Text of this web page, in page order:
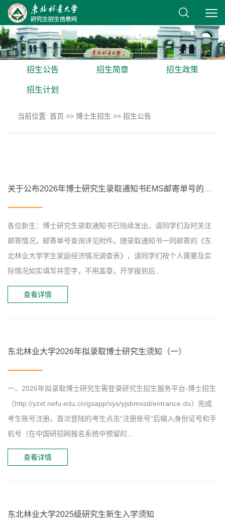
招生公告 招生简章 招生政策
招生计划
当前位置: 首页 >> 博士生招生 >> 招生公告
各位新生：博士研究生录取通知书已陆续发出，请同学们及时关注
邮寄情况，邮寄单号查询详见附件。随录取通知书一同邮寄的《东
北林业大学学生家庭经济情况调查表》，请同学们按个人需要及实
际情况如实填写并签字，不用盖章，开学报到后...
查看详情
东北林业大学2026年拟录取博士研究生须知（一）
一、2026年拟录取博士研究生需登录研究生招生服务平台-博士招生
（http://yzxt.nefu.edu.cn/gsapp/sys/yjsbmxsd/entrance.do）完成
考生账号注册。首次登陆的考生点击“注册账号”后输入身份证号和手
机号（在中国研招网报名系统中预留的...
查看详情
东北林业大学2025级研究生新生入学须知